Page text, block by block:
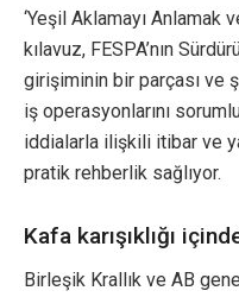
‘Yeşil Aklamayı Anlamak
kılavuz, FESPA’nın
girişiminin bir parçası ve
iş operasyonlarını
iddialarla ilişkili itibar ve
pratik rehberlik sağlıyor.
Kafa karışıklığı
Birleşik Krallık ve AB